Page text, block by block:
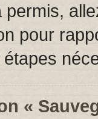
permis,
pour
«